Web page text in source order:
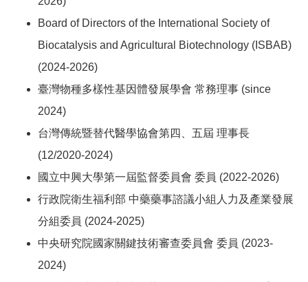
Board of Directors of the International Society of
Biocatalysis and Agricultural Biotechnology (ISBAB)
(2024-2026)
臺灣物種多樣性基因體發展學會 常務理事 (since
2024)
台灣傳統暨替代醫學協會第四、五屆 理事長
(12/2020-2024)
國立中興大學第一屆監督委員會 委員 (2022-2026)
行政院衛生福利部 中藥藥事諮議小組人力及產業發展
分組委員 (2024-2025)
中央研究院國家關鍵技術審查委員會 委員 (2023-
2024)